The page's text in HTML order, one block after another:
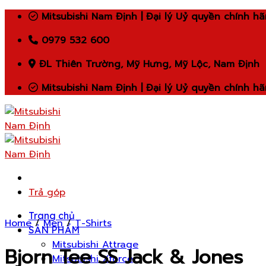
Skip
content
Mitsubishi Nam Định | Đại lý Uỷ quyền chính
0979 532 600
ĐL Thiên Trường, Mỹ Hưng, Mỹ Lộc, Nam Định
Mitsubishi Nam Định | Đại lý Uỷ quyền chính
Trả góp
Trang chủ
SẢN PHẨM
Mitsubishi Attrage
Mitsubishi Xforce
Home / Men / T-Shirts
Bjorn Tee SS Jack & Jones